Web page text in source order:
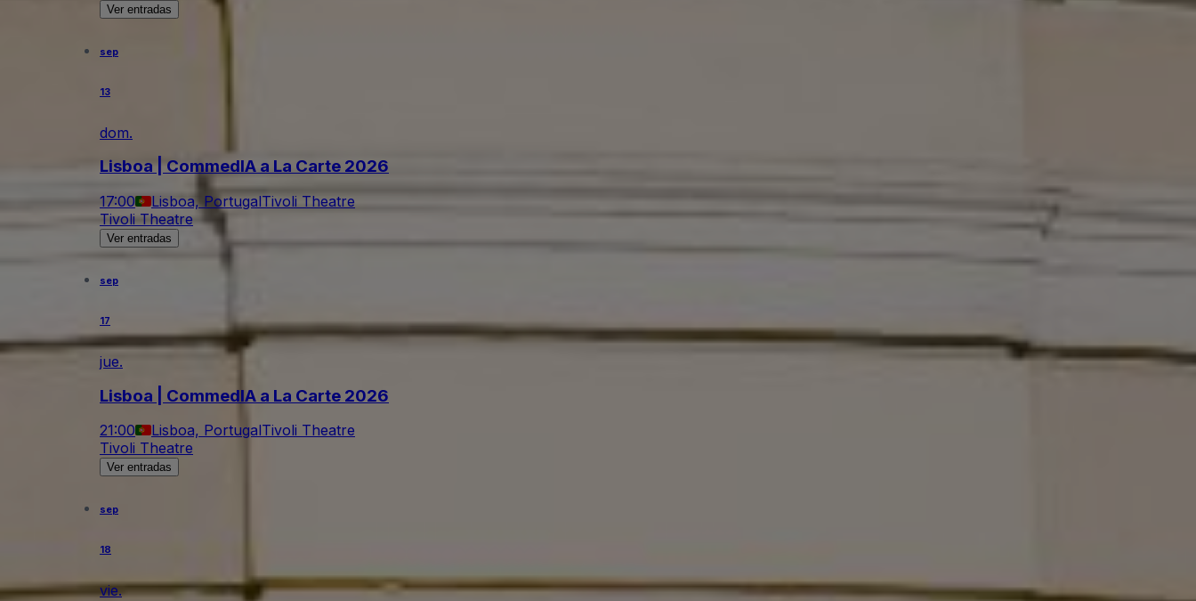
Ver entradas
sep
13
dom.
Lisboa | CommedIA a La Carte 2026
17:00 Lisboa, PortugalTivoli Theatre
Tivoli Theatre
Ver entradas
sep
17
jue.
Lisboa | CommedIA a La Carte 2026
21:00 Lisboa, PortugalTivoli Theatre
Tivoli Theatre
Ver entradas
sep
18
vie.